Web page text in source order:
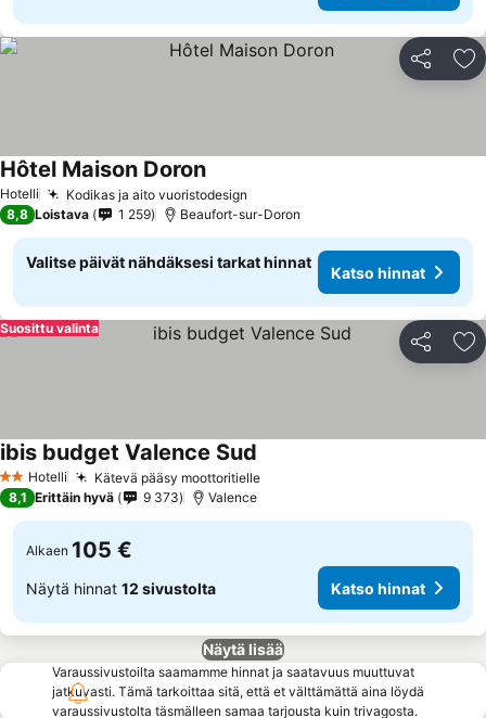
Jaa
Hotelli Kodikas ja aito vuoristodesign
Hôtel Maison DoronKatso hinnat
8,8 Loistava 1 259 Beaufort-sur-Doron
Valitse päivät nähdäksesi tarkat hinnat
Katso hinnat
Jaa
Suosittu valinta
2 Tähtiluokitus
Hotelli Kätevä pääsy moottoritielleKatso hinnat
ibis budget Valence Sud
8,1 Erittäin hyvä 9 373 Valence
Alkaen 105 €
Näytä hinnat 12 sivustolta Katso hinnat
Näytä lisää
Varaussivustoilta saamamme hinnat ja saatavuus muuttuvat
jatkuvasti. Tämä tarkoittaa sitä, että et välttämättä aina löydä
varaussivustolta täsmälleen samaa tarjousta kuin trivagosta.